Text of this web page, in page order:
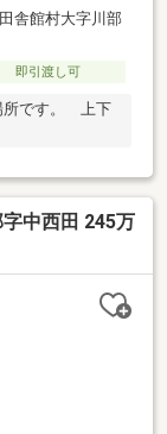
舎館村大字川部
即引渡し可
所です。 上下
中西田 245万